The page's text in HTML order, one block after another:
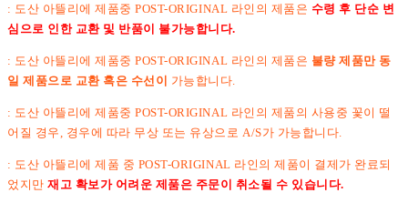
: 도산 아뜰리에 제품중 POST-ORIGINAL 라인의 제품은 수령 후 단순 변
심으로 인한 교환 및 반품이 불가능합니다.
: 도산 아뜰리에 제품중 POST-ORIGINAL 라인의 제품은 불량 제품만 동
일 제품으로 교환 혹은 수선이
가능합니다.
: 도산 아뜰리에 제품중 POST-ORIGINAL 라인의 제품의 사용중 꽃이 떨
어질 경우, 경우에 따라 무상 또는 유상으로 A/S가 가능합니다.
: 도산 아뜰리에 제품 중 POST-ORIGINAL 라인의 제품이 결제가 완료되
었지만재고 확보가 어려운 제품은 주문이 취소될 수 있습니다.